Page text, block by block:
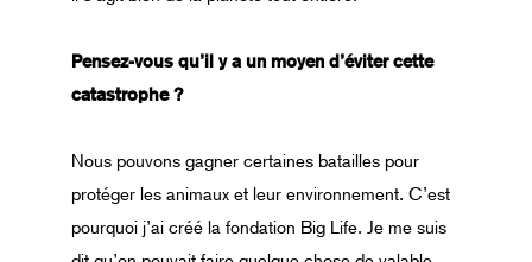
Pensez-vous qu’il y a un moyen d’éviter cette
catastrophe ?
Nous pouvons gagner certaines batailles pour
protéger les animaux et leur environnement. C’est
pourquoi j’ai créé la fondation Big Life. Je me suis